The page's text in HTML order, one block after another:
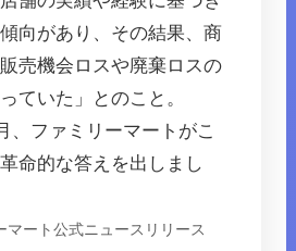
向があり、その結果、商
売機会ロスや廃棄ロスの
ていた」とのこと。
、ファミリーマートがこ
命的な答えを出しまし
マート公式ニュースリリース